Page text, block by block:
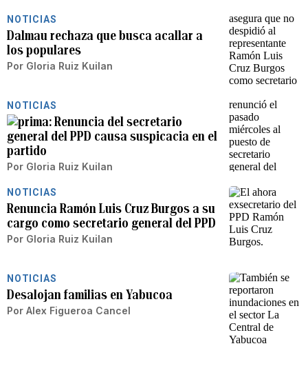
NOTICIAS
Dalmau rechaza que busca acallar a
los populares
Por Gloria Ruiz Kuilan
NOTICIAS
Renuncia del secretario
general del PPD causa suspicacia en el
partido
Por Gloria Ruiz Kuilan
NOTICIAS
Renuncia Ramón Luis Cruz Burgos a su
cargo como secretario general del PPD
Por Gloria Ruiz Kuilan
NOTICIAS
Desalojan familias en Yabucoa
Por Alex Figueroa Cancel